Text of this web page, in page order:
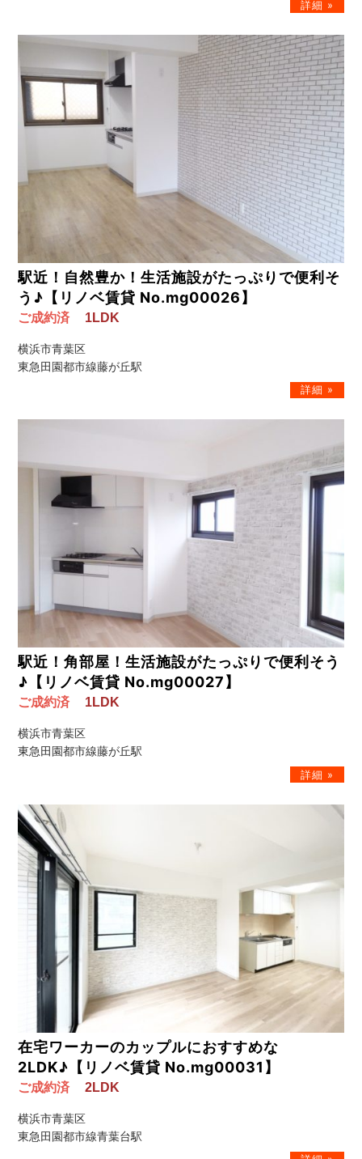
駅近！自然豊か！生活施設がたっぷりで便利そ
う♪【リノベ賃貸 No.mg00026】
ご成約済 1LDK
横浜市青葉区
東急田園都市線藤が丘駅
駅近！角部屋！生活施設がたっぷりで便利そう
♪【リノベ賃貸 No.mg00027】
ご成約済 1LDK
横浜市青葉区
東急田園都市線藤が丘駅
在宅ワーカーのカップルにおすすめな
2LDK♪【リノベ賃貸 No.mg00031】
ご成約済 2LDK
横浜市青葉区
東急田園都市線青葉台駅